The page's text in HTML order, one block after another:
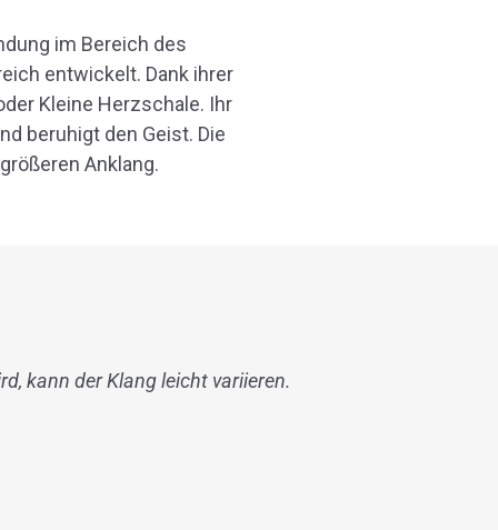
im Bereich des
entwickelt. Dank ihrer
Kleine Herzschale. Ihr
beruhigt den Geist. Die
Anklang.
kann der Klang leicht variieren.